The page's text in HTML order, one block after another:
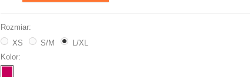
Rozmiar:
XS
S/M
L/XL
Kolor: